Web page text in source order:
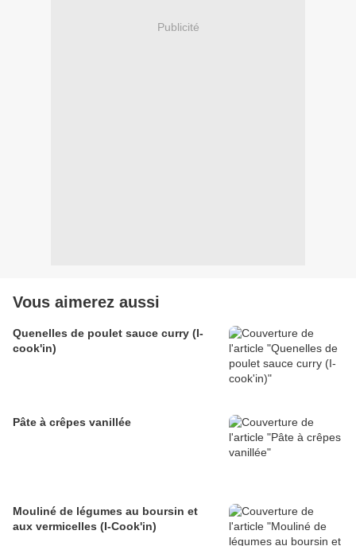
Publicité
Vous aimerez aussi
Quenelles de poulet sauce curry (I-
cook'in)
Pâte à crêpes vanillée
Mouliné de légumes au boursin et
aux vermicelles (I-Cook'in)